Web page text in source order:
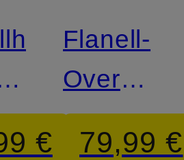
€
Flanell-
Overshirt
ERATO
79,99 €